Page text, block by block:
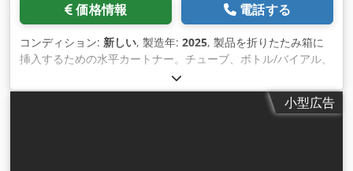
価格情報 電話する
コンディション: 新しい, 製造年: 2025, 製品を折りたたみ箱に
挿入するための水平カートナー。チューブ、ボトル/バイアル、
アンプル、バイアル、ブリスターパック、化粧品瓶、真 空パッ
ク食品など、さまざまな製品（固形物）に適しています。使用
方法や説明書などの情報を記載したパンフレットや添付文書を
小型広告